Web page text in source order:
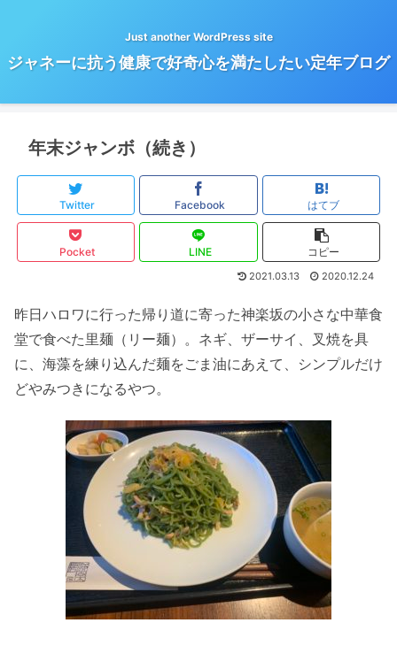
Just another WordPress site
ジャネーに抗う健康で好奇心を満たしたい定年ブログ
年末ジャンボ（続き）
Twitter Facebook はてブ
Pocket LINE コピー
2021.03.13 2020.12.24
昨日ハロワに行った帰り道に寄った神楽坂の小さな中華食
堂で食べた里麺（リー麺）。ネギ、ザーサイ、叉焼を具
に、海藻を練り込んだ麺をごま油にあえて、シンプルだけ
どやみつきになるやつ。